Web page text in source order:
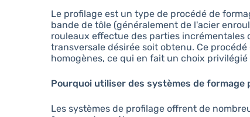
Le profilage est un type de procédé de
bande de tôle (généralement de l'acier
rouleaux effectue des parties incrémentales
transversale désirée soit obtenu. Ce
homogènes, ce qui en fait un choix
Pourquoi utiliser des systèmes de formage
Les systèmes de profilage offrent de